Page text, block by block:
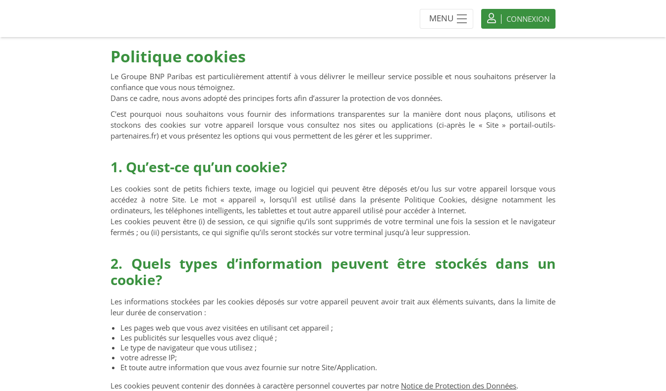
MENU CONNEXION
Cookies
Politique cookies
Le Groupe BNP Paribas est particulièrement attentif à vous délivrer le meilleur service possible et nous souhaitons préserver la
confiance que vous nous témoignez.
Dans ce cadre, nous avons adopté des principes forts afin d’assurer la protection de vos données.
C'est pourquoi nous souhaitons vous fournir des informations transparentes sur la manière dont nous plaçons, utilisons et
stockons des cookies sur votre appareil lorsque vous consultez nos sites ou applications (ci-après le « Site » portail-outils-
partenaires.fr) et vous présentez les options qui vous permettent de les gérer et les supprimer.
1. Qu’est-ce qu’un cookie?
Les cookies sont de petits fichiers texte, image ou logiciel qui peuvent être déposés et/ou lus sur votre appareil lorsque vous
accédez à notre Site. Le mot « appareil », lorsqu'il est utilisé dans la présente Politique Cookies, désigne notamment les
ordinateurs, les téléphones intelligents, les tablettes et tout autre appareil utilisé pour accéder à Internet.
Les cookies peuvent être (i) de session, ce qui signifie qu’ils sont supprimés de votre terminal une fois la session et le navigateur
fermés ; ou (ii) persistants, ce qui signifie qu’ils seront stockés sur votre terminal jusqu’à leur suppression.
2. Quels types d’information peuvent être stockés dans un
cookie?
Les informations stockées par les cookies déposés sur votre appareil peuvent avoir trait aux éléments suivants, dans la limite de
leur durée de conservation :
Les pages web que vous avez visitées en utilisant cet appareil ;
Les publicités sur lesquelles vous avez cliqué ;
Le type de navigateur que vous utilisez ;
votre adresse IP;
Et toute autre information que vous avez fournie sur notre Site/Application.
Les cookies peuvent contenir des données à caractère personnel couvertes par notre Notice de Protection des Données.